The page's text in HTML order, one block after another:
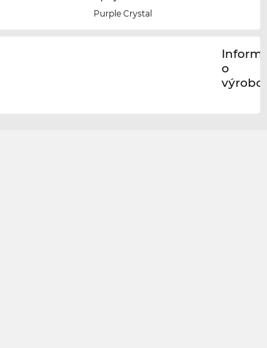
Purple Crystal
o
výrobci